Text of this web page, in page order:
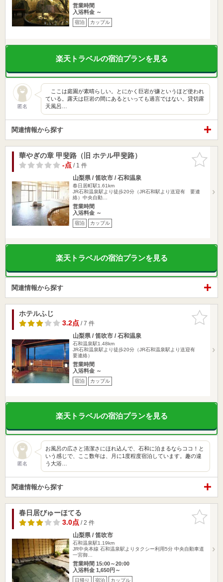
営業時間
入浴料金 ～
宿泊 カップル
楽天トラベルの宿泊プランを見る
匿名
ここは庭園が素晴らしい。とにかく巨岩が嫌というほど使われ
ている。露天は巨岩の間にあるといっても過言ではない。貸切露
天風呂…
関連情報から探す
お気に入
りに追加
華やぎの章 甲斐路（旧 ホテル甲斐路）
-点/ 1 件
山梨県 / 笛吹市 / 石和温泉
春日居町駅1.61km
JR石和温泉駅より徒歩20分（JR石和駅より送迎有 要連
絡）中央自動…
営業時間
入浴料金 ～
宿泊 カップル
楽天トラベルの宿泊プランを見る
関連情報から探す
お気に入
りに追加
ホテルふじ
3.2点/ 7 件
山梨県 / 笛吹市 / 石和温泉
石和温泉駅1.48km
JR石和温泉駅より徒歩20分（JR石和温泉駅より送迎有
要連絡）
営業時間
入浴料金 ～
宿泊 カップル
楽天トラベルの宿泊プランを見る
匿名
お風呂の広さと清潔さにほれ込んで、石和に泊まるならココ！と
いう感じで、ここ数年は、月に1度程度宿泊しています。趣の違
う大浴…
関連情報から探す
お気に入
りに追加
春日居びゅーほてる
3.0点/ 2 件
山梨県 / 笛吹市
石和温泉駅1.19km
JR中央本線 石和温泉駅よりタクシー利用5分 中央自動車道
一宮御…
営業時間 15:00～20:00
入浴料金 1,650円～
日帰り 宿泊 カップル